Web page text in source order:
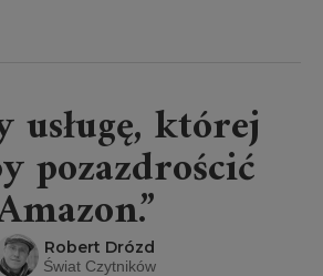
usługę, której
pozazdrościć
Robert Drózd
Świat Czytników